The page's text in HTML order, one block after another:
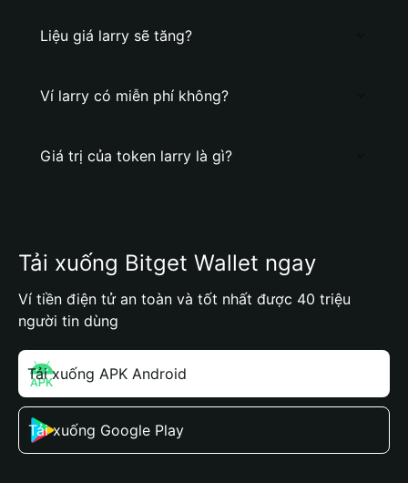
Liệu giá larry sẽ tăng?
Ví larry có miễn phí không?
Giá trị của token larry là gì?
Tải xuống Bitget Wallet ngay
Ví tiền điện tử an toàn và tốt nhất được 40 triệu
người tin dùng
Tải xuống APK Android
Tải xuống Google Play